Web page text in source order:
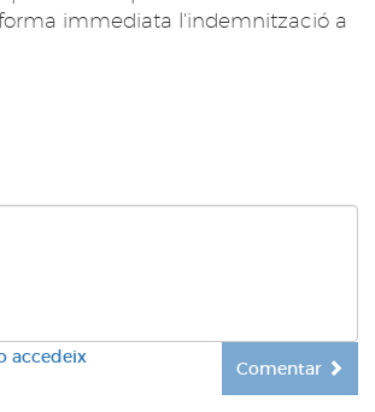
immediata l'indemnització a
accedeix
Comentar